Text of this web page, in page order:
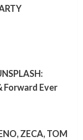
Forward Ever
ZECA, TOM